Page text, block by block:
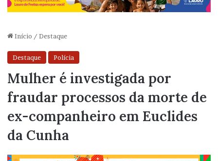
Início / Destaque
Destaque Polícia
Mulher é investigada por
fraudar processos da morte de
ex-companheiro em Euclides
da Cunha